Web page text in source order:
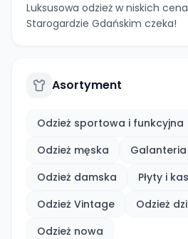
Luksusowa odzież w niskich
Starogardzie Gdańskim czeka!
Asortyment
Odzież sportowa i funkcyjna
Odzież męska
Galanteria
Odzież damska
Płyty i
Odzież Vintage
Odzież
Odzież nowa